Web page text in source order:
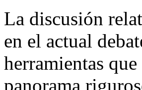
La discusión
en el actual
herramientas
panorama